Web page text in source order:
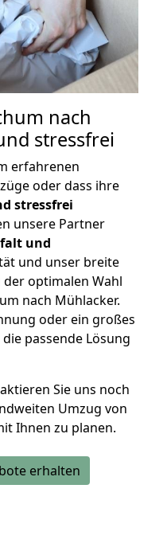
nach
stressfrei
erfahrenen
oder dass ihre
stressfrei
unsere Partner
und
und unser breite
optimalen Wahl
nach Mühlacker.
oder ein großes
passende Lösung
Sie uns noch
Umzug von
Ihnen zu planen.
erhalten